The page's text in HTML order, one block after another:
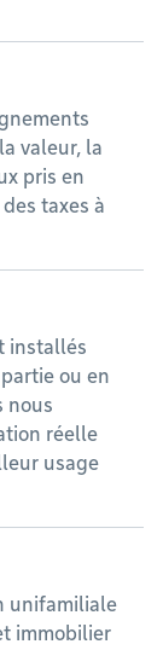
valeur, la
pris en
taxes à
installés
ou en
nous
réelle
usage
unifamiliale
immobilier